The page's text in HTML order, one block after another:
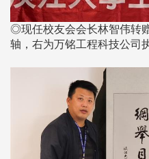
◎现任校友会会长林智伟转
轴，右为万铭工程科技公司